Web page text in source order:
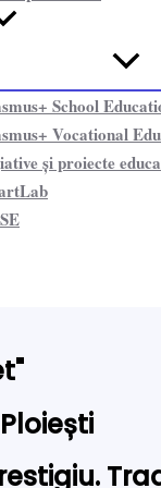
School
Vocational
și proiecte